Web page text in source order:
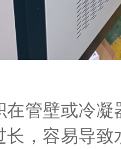
在管壁或冷
长，容易导